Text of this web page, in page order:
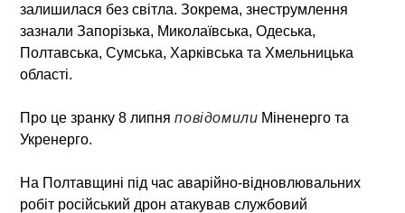
залишилася без світла. Зокрема, знеструмлення
зазнали Запорізька, Миколаївська, Одеська,
Полтавська, Сумська, Харківська та Хмельницька
області.
Про це зранку 8 липняповідомили Міненерго та
Укренерго.
На Полтавщині під час аварійно-відновлювальних
робіт російський дрон атакував службовий